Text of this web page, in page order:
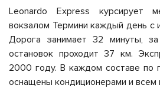
Leonardo Express курсирует
вокзалом Термини каждый день с
Дорога занимает 32 минуты,
остановок проходит 37 км.
2000 году. В каждом составе по
оснащены кондиционерами и